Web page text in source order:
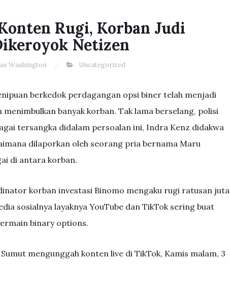
Rugi, Korban Judi
Netizen
Washington Uncategorized
berkedok perdagangan opsi biner telah menjadi
banyak korban. Tak lama berselang, polisi
tersangka didalam persoalan ini, Indra Kenz didakwa
dilaporkan oleh seorang pria bernama Maru
di antara korban.
korban investasi Binomo mengaku rugi ratusan juta
sosialnya layaknya YouTube dan TikTok sering buat
binary options.
mengunggah konten live di TikTok, Kamis malam, 3